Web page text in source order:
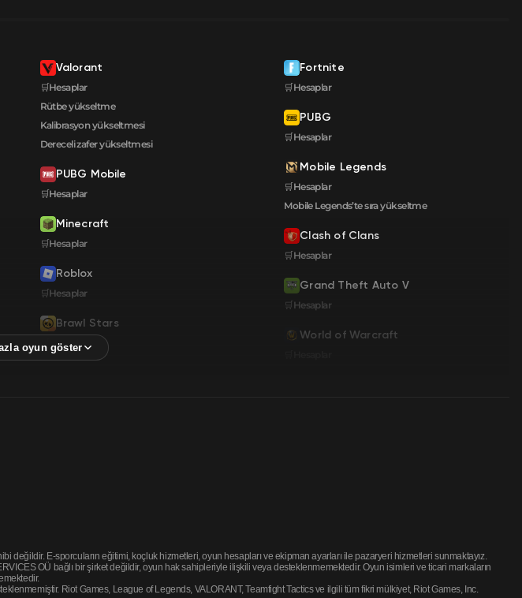
Valorant
🛒Hesaplar
Rütbe yükseltme
Kalibrasyon yükseltmesi
Dereceli zafer yükseltmesi
PUBG Mobile
🛒Hesaplar
Minecraft
🛒Hesaplar
Roblox
🛒Hesaplar
Brawl Stars
🛒Hesaplar
Fortnite
🛒Hesaplar
PUBG
🛒Hesaplar
Mobile Legends
🛒Hesaplar
Mobile Legends’te sıra yükseltme
Clash of Clans
🛒Hesaplar
Grand Theft Auto V
🛒Hesaplar
World of Warcraft
değildir. E-sporcuların eğitimi, koçluk hizmetleri, oyun hesapları ve ekipman ayarları ile pazaryeri hizmetleri sunmaktayız.
OÜ bağlı bir şirket değildir, oyun hak sahipleriyle ilişkili veya desteklenmemektedir. Oyun isimleri ve ticari markaların
Riot Games, League of Legends, VALORANT, Teamfight Tactics ve ilgili tüm fikri mülkiyet, Riot Games, Inc.